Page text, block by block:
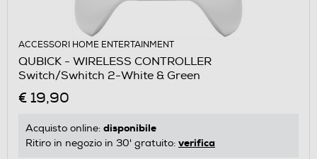
ACCESSORI HOME ENTERTAINMENT
QUBICK - WIRELESS CONTROLLER
Switch/Swhitch 2-White & Green
€ 19,90
Acquisto online: disponibile
Ritiro in negozio in 30' gratuito: verifica